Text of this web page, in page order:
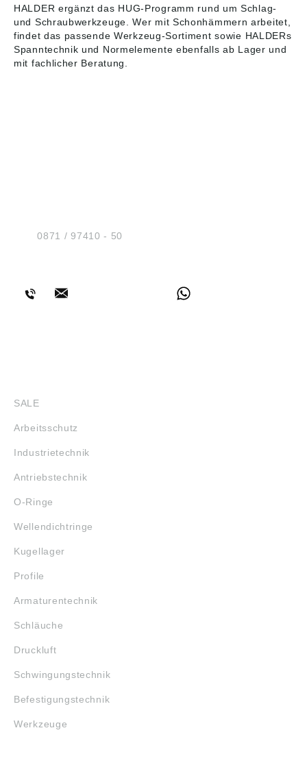
HALDER ergänzt das HUG-Programm rund umSchlag-
und Schraubwerkzeuge . Wer mit Schonhämmern arbeitet,
findet das passende Werkzeug-Sortiment sowie HALDERs
Spanntechnik und Normelemente ebenfalls ab Lager und
mit fachlicher Beratung.
Tel.:0871 / 97410 - 50
SALE
Arbeitsschutz
Industrietechnik
Antriebstechnik
O-Ringe
Wellendichtringe
Kugellager
Profile
Armaturentechnik
Schläuche
Druckluft
Schwingungstechnik
Befestigungstechnik
Werkzeuge